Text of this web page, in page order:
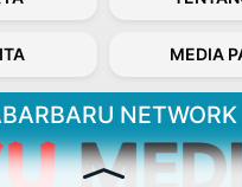
MEDIA
NETWORK